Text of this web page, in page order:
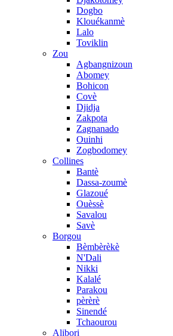
Dogbo
Klouékanmè
Lalo
Toviklin
Zou
Agbangnizoun
Abomey
Bohicon
Covè
Djidja
Zakpota
Zagnanado
Ouinhi
Zogbodomey
Collines
Bantè
Dassa-zoumè
Glazoué
Ouèssè
Savalou
Savè
Borgou
Bèmbèrèkè
N'Dali
Nikki
Kalalé
Parakou
pèrèrè
Sinendé
Tchaourou
Alibori